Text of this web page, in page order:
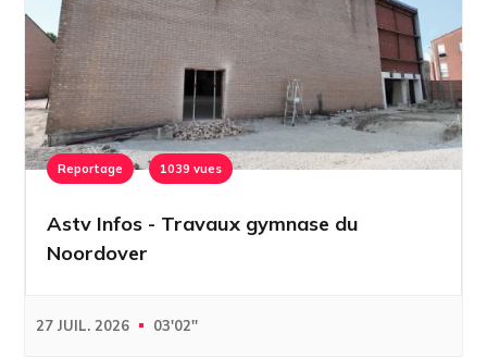
Reportage 1039 vues
Astv Infos - Travaux gymnase du
Noordover
27 JUIL. 2026 03'02''